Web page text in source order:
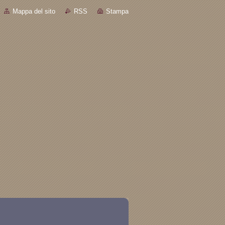
Mappa del sito RSS Stampa